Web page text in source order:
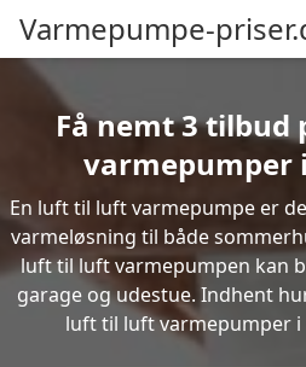
Varmepumpe-
Få nemt 3
varmepumper
En luft til luft varmepumpe er
varmeløsning til både
luft til luft varmepumpen kan
garage og udestue. Indhent
luft til luft varmepumper i